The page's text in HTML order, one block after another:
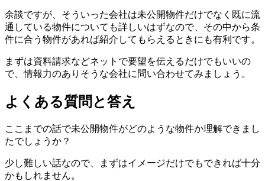
余談ですが、そういった会社は未公開物件だけでなく既に流
通している物件についても詳しいはずなので、その中から条
件に合う物件があれば紹介してもらえるときにも有利です。
まずは資料請求などネットで要望を伝えるだけでもいいの
で、情報力のありそうな会社に問い合わせてみましょう。
よくある質問と答え
ここまでの話で未公開物件がどのような物件か理解できまし
たでしょうか？
少し難しい話なので、まずはイメージだけでもできれば十分
かもしれません。